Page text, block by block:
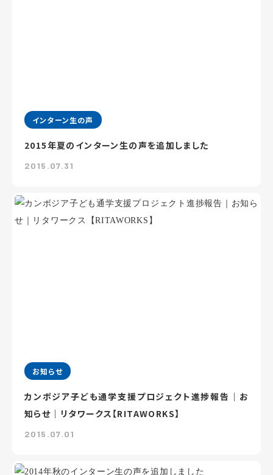
インターン生の声
2015年夏のインターン生の声を追加しました
2015.07.31
お知らせ
カンボジア子ども通学支援プロジェクト進捗報告｜お
知らせ｜リタワークス【RITAWORKS】
2015.07.01